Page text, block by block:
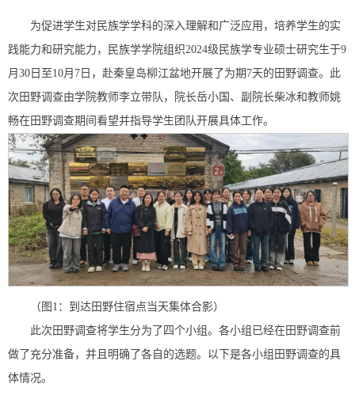
为促进学生对民族学学科的深入理解和广泛应用，培养学生的实
践能力和研究能力，民族学学院组织2024级民族学专业硕士研究生于9
月30日至10月7日，赴秦皇岛柳江盆地开展了为期7天的田野调查。此
次田野调查由学院教师李立带队，院长岳小国、副院长柴冰和教师姚
畅在田野调查期间看望并指导学生团队开展具体工作。
（图1：到达田野住宿点当天集体合影）
此次田野调查将学生分为了四个小组。各小组已经在田野调查前
做了充分准备，并且明确了各自的选题。以下是各小组田野调查的具
体情况。